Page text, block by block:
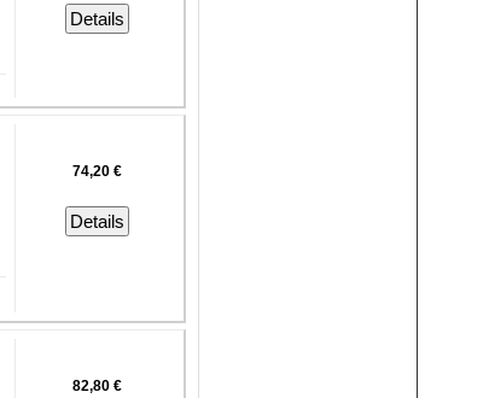
Details
74,20 €
Details
82,80 €